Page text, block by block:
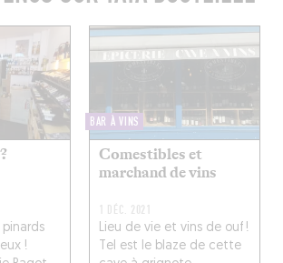
pinards
!
BAR À VINS
Comestibles et
marchand de vins
1 DÉC. 2021
Lieu de vie et vins de ouf !
Tel est le blaze de cette